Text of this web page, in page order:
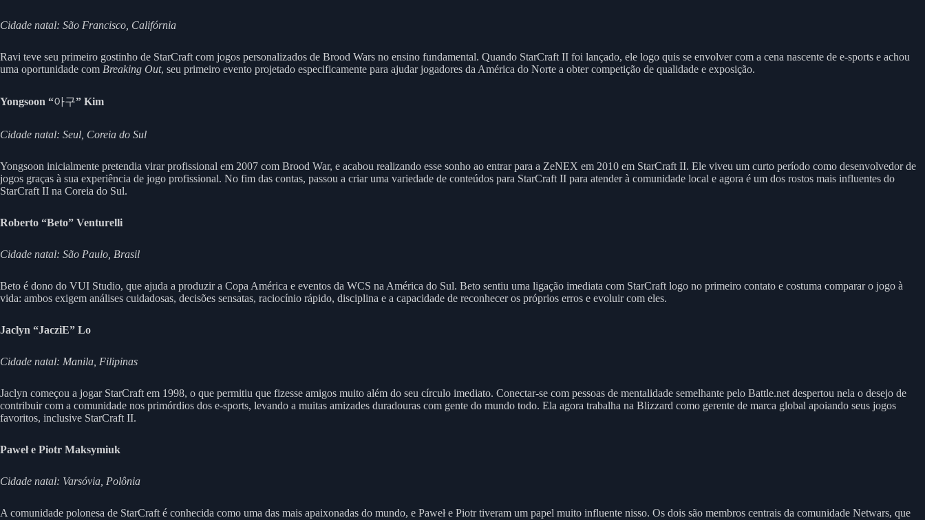
Cidade natal: São Francisco, Califórnia
Ravi teve seu primeiro gostinho de StarCraft com jogos personalizados de Brood Wars no ensino fundamental. Quando StarCraft II foi lançado, ele logo quis se envolver com a cena nascente de e-sports e achou
uma oportunidade com Breaking Out, seu primeiro evento projetado especificamente para ajudar jogadores da América do Norte a obter competição de qualidade e exposição.
Yongsoon “아구” Kim
Cidade natal: Seul, Coreia do Sul
Yongsoon inicialmente pretendia virar profissional em 2007 com Brood War, e acabou realizando esse sonho ao entrar para a ZeNEX em 2010 em StarCraft II. Ele viveu um curto período como desenvolvedor de
jogos graças à sua experiência de jogo profissional. No fim das contas, passou a criar uma variedade de conteúdos para StarCraft II para atender à comunidade local e agora é um dos rostos mais influentes do
StarCraft II na Coreia do Sul.
Roberto “Beto” Venturelli
Cidade natal: São Paulo, Brasil
Beto é dono do VUI Studio, que ajuda a produzir a Copa América e eventos da WCS na América do Sul. Beto sentiu uma ligação imediata com StarCraft logo no primeiro contato e costuma comparar o jogo à
vida: ambos exigem análises cuidadosas, decisões sensatas, raciocínio rápido, disciplina e a capacidade de reconhecer os próprios erros e evoluir com eles.
Jaclyn “JacziE” Lo
Cidade natal: Manila, Filipinas
Jaclyn começou a jogar StarCraft em 1998, o que permitiu que fizesse amigos muito além do seu círculo imediato. Conectar-se com pessoas de mentalidade semelhante pelo Battle.net despertou nela o desejo de
contribuir com a comunidade nos primórdios dos e-sports, levando a muitas amizades duradouras com gente do mundo todo. Ela agora trabalha na Blizzard como gerente de marca global apoiando seus jogos
favoritos, inclusive StarCraft II.
Paweł e Piotr Maksymiuk
Cidade natal: Varsóvia, Polônia
A comunidade polonesa de StarCraft é conhecida como uma das mais apaixonadas do mundo, e Paweł e Piotr tiveram um papel muito influente nisso. Os dois são membros centrais da comunidade Netwars, que